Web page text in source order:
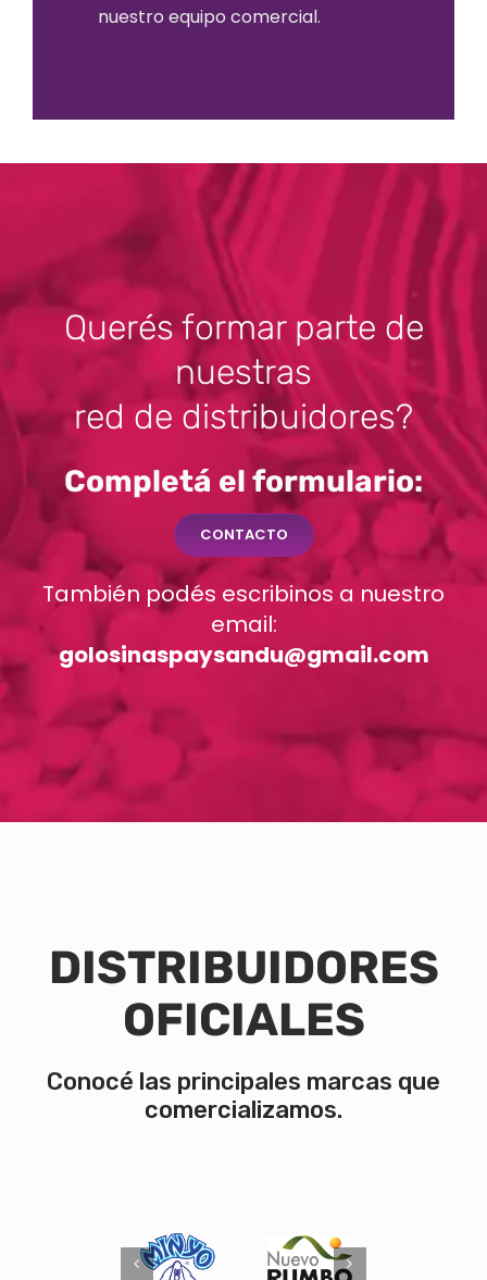
nuestro equipo comercial.
Querés formar parte de
nuestras
red de distribuidores?
Completá el formulario:
CONTACTO
También podés escribinos a nuestro
email:
golosinaspaysandu@gmail.com
DISTRIBUIDORES
OFICIALES
Conocé las principales marcas que
comercializamos.